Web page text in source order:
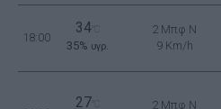
18:00
34°C
35% υγρ.
2 Μπφ N
9 Km/h
27
2 Μπφ N